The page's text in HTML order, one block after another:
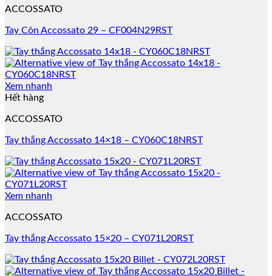
ACCOSSATO
Tay Côn Accossato 29 – CF004N29RST
Xem nhanh
Hết hàng
ACCOSSATO
Tay thắng Accossato 14×18 – CY060C18NRST
Xem nhanh
ACCOSSATO
Tay thắng Accossato 15×20 – CY071L20RST